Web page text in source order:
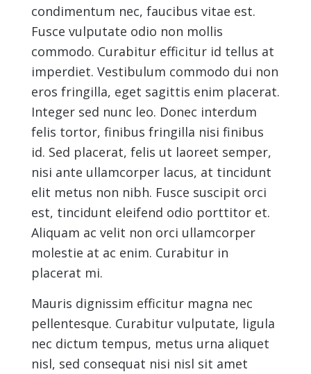
condimentum nec, faucibus vitae est.
Fusce vulputate odio non mollis
commodo. Curabitur efficitur id tellus at
imperdiet. Vestibulum commodo dui non
eros fringilla, eget sagittis enim placerat.
Integer sed nunc leo. Donec interdum
felis tortor, finibus fringilla nisi finibus
id. Sed placerat, felis ut laoreet semper,
nisi ante ullamcorper lacus, at tincidunt
elit metus non nibh. Fusce suscipit orci
est, tincidunt eleifend odio porttitor et.
Aliquam ac velit non orci ullamcorper
molestie at ac enim. Curabitur in
placerat mi.
Mauris dignissim efficitur magna nec
pellentesque. Curabitur vulputate, ligula
nec dictum tempus, metus urna aliquet
nisl, sed consequat nisi nisl sit amet